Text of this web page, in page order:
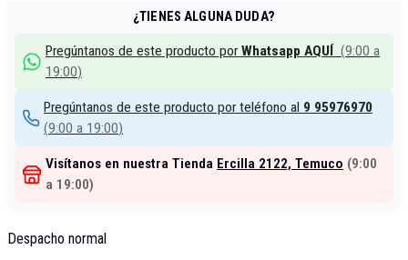
¿TIENES ALGUNA DUDA?
Pregúntanos de este producto porWhatsapp AQUÍ (9:00 a
19:00)
Pregúntanos de este producto por teléfono al 9 95976970
(9:00 a 19:00)
Visítanos en nuestra Tienda Ercilla 2122, Temuco (9:00
a 19:00)
Despacho normal